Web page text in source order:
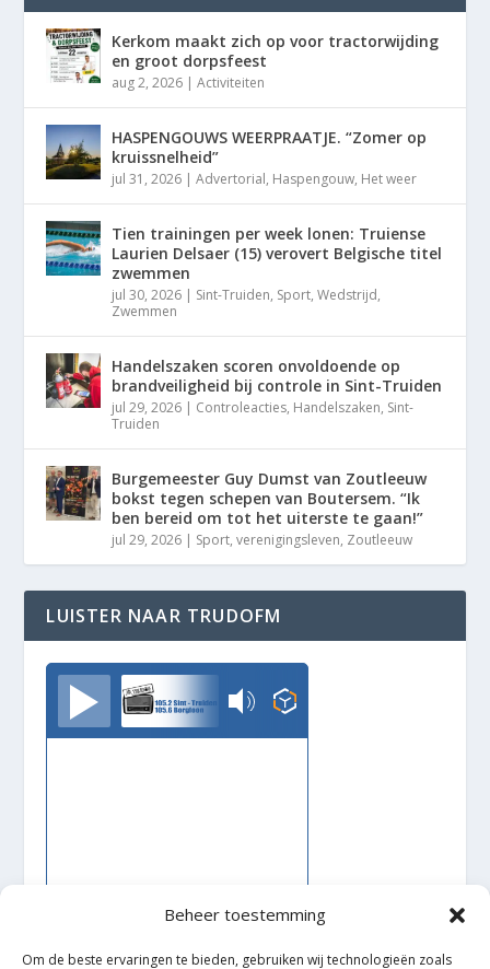
Beheer toestemming
Om de beste ervaringen te bieden, gebruiken wij technologieën zoals
Kerkom maakt zich op voor tractorwijding
en groot dorpsfeest
aug 2, 2026 |Activiteiten
HASPENGOUWS WEERPRAATJE. “Zomer op
kruissnelheid”
jul 31, 2026 |Advertorial, Haspengouw, Het weer
Tien trainingen per week lonen: Truiense
Laurien Delsaer (15) verovert Belgische titel
zwemmen
jul 30, 2026 | Sint-Truiden, Sport,Wedstrijd,
Zwemmen
Handelszaken scoren onvoldoende op
brandveiligheid bij controle in Sint-Truiden
jul 29, 2026 | Controleacties, Handelszaken, Sint-
Truiden
Burgemeester Guy Dumst van Zoutleeuw
bokst tegen schepen van Boutersem. “Ik
ben bereid om tot het uiterste te gaan!”
jul 29, 2026 | Sport,verenigingsleven, Zoutleeuw
LUISTER NAAR TRUDOFM
TrudoFM